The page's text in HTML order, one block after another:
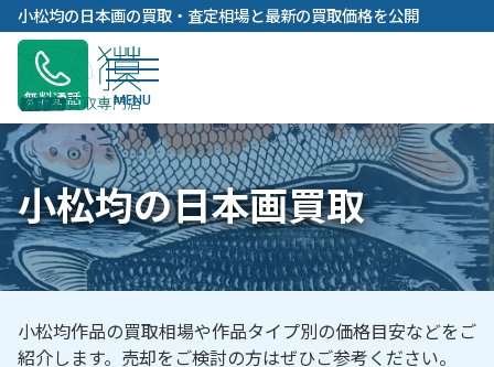
内
容
キ
ッ
プ
小松均の日本画の買取・査定相場と最新の買取価格を公開
無料通話
小松均の日本画買取
小松均作品の買取相場や作品タイプ別の価格目安などをご
紹介します。売却をご検討の方はぜひご参考ください。